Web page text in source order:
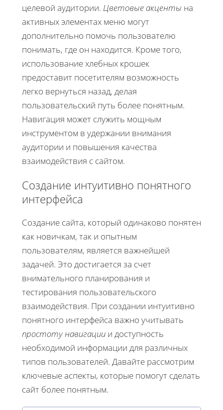
целевой аудитории. Цветовые акценты на
активных элементах меню могут
дополнительно помочь пользователю
понимать, где он находится. Кроме того,
использование хлебных крошек
предоставит посетителям возможность
легко вернуться назад, делая
пользовательский путь более понятным.
Навигация может служить мощным
инструментом в удержании внимания
аудитории и повышения качества
взаимодействия с сайтом.
Создание интуитивно понятного
интерфейса
Создание сайта, который одинаково понятен
как новичкам, так и опытным
пользователям, является важнейшей
задачей. Это достигается за счет
внимательного планирования и
тестирования пользовательского
взаимодействия. При создании интуитивно
понятного интерфейса важно учитывать
простоту навигации и доступность
необходимой информации для различных
типов пользователей. Давайте рассмотрим
ключевые аспекты, которые помогут сделать
сайт более понятным.